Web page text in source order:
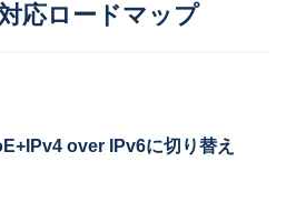
応ロードマップ
over IPv6に切り替え